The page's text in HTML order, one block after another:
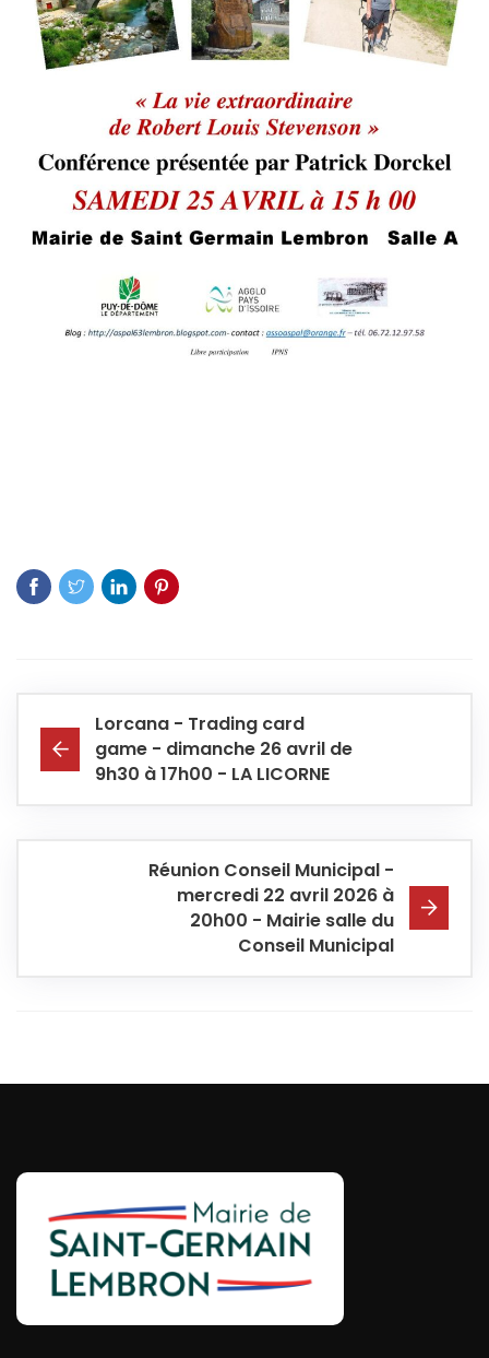
Lorcana - Trading card
game - dimanche 26 avril de
9h30 à 17h00 - LA LICORNE
Réunion Conseil Municipal -
mercredi 22 avril 2026 à
20h00 - Mairie salle du
Conseil Municipal